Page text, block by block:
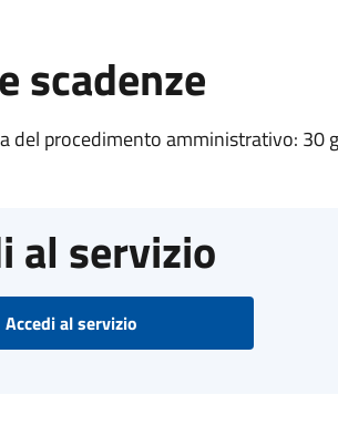
scadenze
del procedimento amministrativo: 30
al servizio
Accedi al servizio